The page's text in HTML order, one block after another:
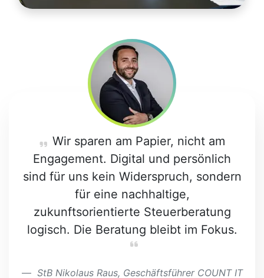
Wir sparen am Papier, nicht am
Engagement. Digital und persönlich
sind für uns kein Widerspruch, sondern
für eine nachhaltige,
zukunftsorientierte Steuerberatung
logisch. Die Beratung bleibt im Fokus.
StB Nikolaus Raus, Geschäftsführer COUNT IT